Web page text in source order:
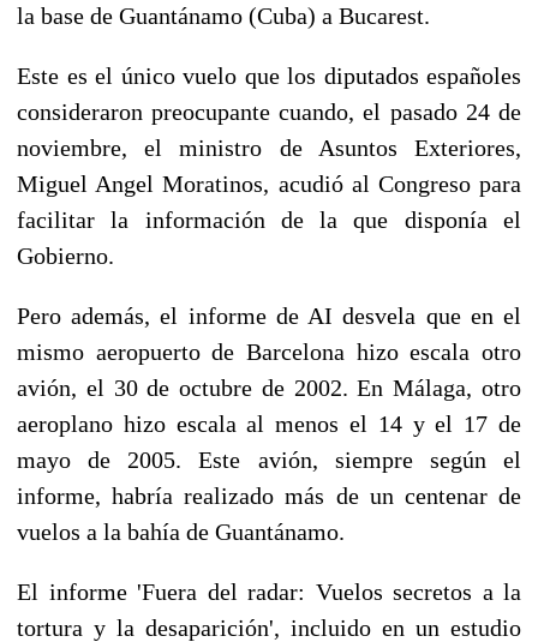
la base de Guantánamo (Cuba) a Bucarest.
Este es el único vuelo que los diputados españoles
consideraron preocupante cuando, el pasado 24 de
noviembre, el ministro de Asuntos Exteriores,
Miguel Angel Moratinos, acudió al Congreso para
facilitar la información de la que disponía el
Gobierno.
Pero además, el informe de AI desvela que en el
mismo aeropuerto de Barcelona hizo escala otro
avión, el 30 de octubre de 2002. En Málaga, otro
aeroplano hizo escala al menos el 14 y el 17 de
mayo de 2005. Este avión, siempre según el
informe, habría realizado más de un centenar de
vuelos a la bahía de Guantánamo.
El informe 'Fuera del radar: Vuelos secretos a la
tortura y la desaparición', incluido en un estudio